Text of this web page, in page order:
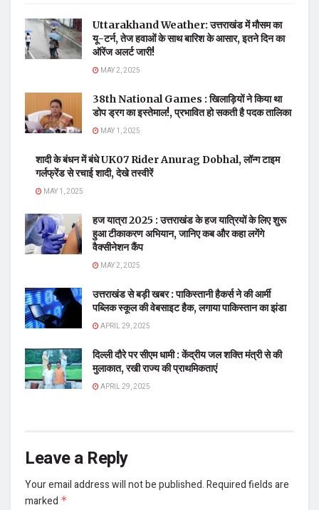
Uttarakhand Weather: उत्तराखंड में मौसम का
यू-टर्न, तेज हवाओं के साथ बारिश के आसार, इतने दिन का
ऑरेंज अलर्ट जारी!
MAY 2, 2025
38th National Games : खिलाड़ियों ने किया था
डोप ड्रग का इस्तेमाल!, प्रभावित हो सकती है पदक तालिका
MAY 1, 2025
शादी के बंधन में बंधे UK07 Rider Anurag Dobhal, लॉन्ग टाइम
गर्लफ्रेंड से रचाई शादी, देखे तस्वीरें
MAY 1, 2025
हज यात्रा 2025 : उत्तराखंड के हज यात्रियों के लिए शुरू
हुआ टीकाकरण अभियान, जानिए कब और कहा लगेंगे
वैक्सीनेशन कैंप
MAY 2, 2025
उत्तराखंड से बड़ी खबर : पाकिस्तानी हैकर्स ने की आर्मी
पब्लिक स्कूल की वेबसाइट हैक, लगाया पाकिस्तान का झंडा
APRIL 29, 2025
दिल्ली दौरे पर सीएम धामी : केंद्रीय जल शक्ति मंत्री से की
मुलाकात, रखी राज्य की प्राथमिकताएं
APRIL 29, 2025
Leave a Reply
Your email address will not be published.Required fields are
marked *